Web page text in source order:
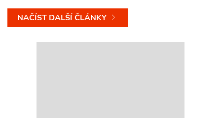
NAČÍST DALŠÍ ČLÁNKY